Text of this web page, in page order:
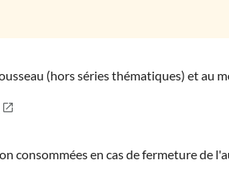
(hors séries thématiques) et au
consommées en cas de fermeture de